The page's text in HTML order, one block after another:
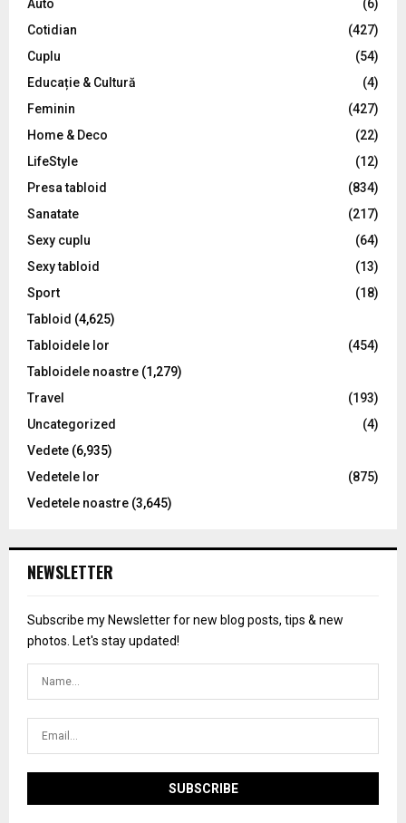
:
C
Auto
(6)
Cotidian
(427)
Cuplu
(54)
Educație & Cultură
(4)
Feminin
(427)
Home & Deco
(22)
LifeStyle
(12)
Presa tabloid
(834)
Sanatate
(217)
Sexy cuplu
(64)
Sexy tabloid
(13)
Sport
(18)
Tabloid (4,625)
Tabloidele lor
(454)
Tabloidele noastre (1,279)
Travel
(193)
Uncategorized
(4)
Vedete (6,935)
Vedetele lor
(875)
Vedetele noastre (3,645)
NEWSLETTER
Subscribe my Newsletter for new blog posts, tips & new
photos. Let's stay updated!